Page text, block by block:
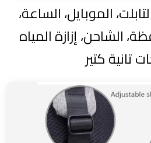
الموبايل، الساعة،
الشاحن، إزازة المياه
تانية كتير